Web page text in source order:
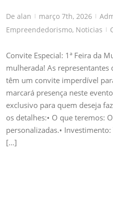
De alan | março 7th, 2026 |
Empreendedorismo, Noticias |
Convite Especial: 1ª Feira da
mulherada! As representantes
têm um convite imperdível
marcará presença neste
exclusivo para quem deseja
os detalhes:• O que teremos:
personalizadas.•
[…]